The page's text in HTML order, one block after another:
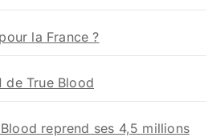
la France ?
de True Blood
reprend ses 4,5 millions